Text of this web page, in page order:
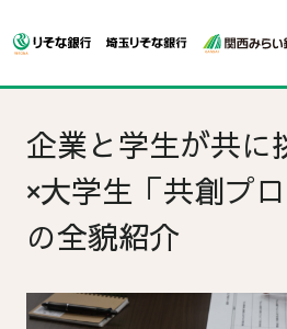
企業と学生が共に
×大学生「共創プ
の全貌紹介